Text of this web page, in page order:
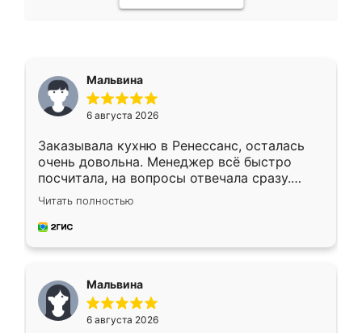
Мальвина
6 августа 2026
Заказывала кухню в Ренессанс, осталась
очень довольна. Менеджер всё быстро
посчитала, на вопросы отвечала сразу.
Замерщик приехал в субботу, подошёл к
делу со всей ответственностью. Собрали
за день, ребята работали аккуратно, даже
Читать полностью
Мальвина
6 августа 2026